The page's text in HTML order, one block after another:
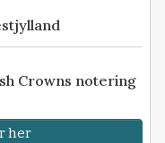
Crowns notering
her